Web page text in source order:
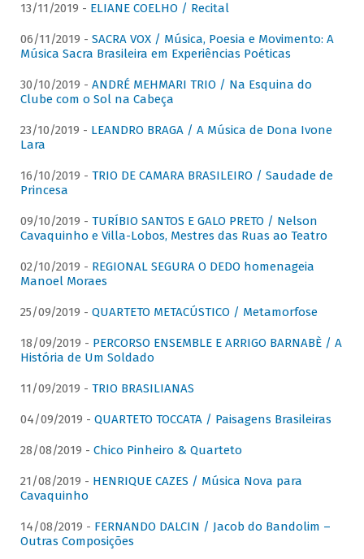
13/11/2019 - ELIANE COELHO / Recital
06/11/2019 - SACRA VOX / Música, Poesia e Movimento: A
Música Sacra Brasileira em Experiências Poéticas
30/10/2019 - ANDRÉ MEHMARI TRIO / Na Esquina do
Clube com o Sol na Cabeça
23/10/2019 - LEANDRO BRAGA / A Música de Dona Ivone
Lara
16/10/2019 - TRIO DE CAMARA BRASILEIRO / Saudade de
Princesa
09/10/2019 - TURÍBIO SANTOS E GALO PRETO / Nelson
Cavaquinho e Villa-Lobos, Mestres das Ruas ao Teatro
02/10/2019 - REGIONAL SEGURA O DEDO homenageia
Manoel Moraes
25/09/2019 - QUARTETO METACÚSTICO / Metamorfose
18/09/2019 - PERCORSO ENSEMBLE E ARRIGO BARNABÈ / A
História de Um Soldado
11/09/2019 - TRIO BRASILIANAS
04/09/2019 - QUARTETO TOCCATA / Paisagens Brasileiras
28/08/2019 - Chico Pinheiro & Quarteto
21/08/2019 - HENRIQUE CAZES / Música Nova para
Cavaquinho
14/08/2019 - FERNANDO DALCIN / Jacob do Bandolim –
Outras Composições